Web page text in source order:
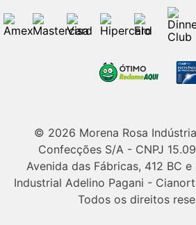
© 2026 Morena Rosa
Confecções S/A - CNPJ
Avenida das Fábricas, 412 BC
Industrial Adelino Pagani -
Todos os direitos